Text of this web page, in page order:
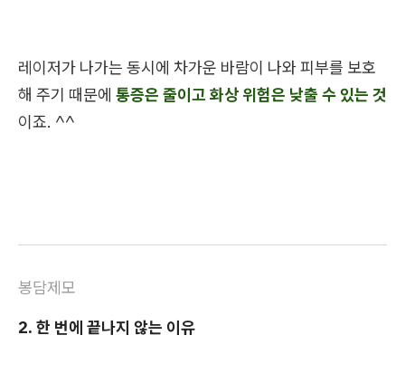
레이저가 나가는 동시에 차가운 바람이 나와 피부를 보호
해 주기 때문에 통증은 줄이고 화상 위험은 낮출 수 있는 것
이죠. ^^
봉담제모
2. 한 번에 끝나지 않는 이유